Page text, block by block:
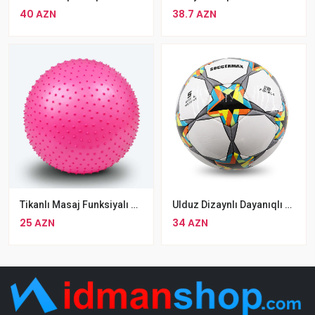
40 AZN 38.7 AZN
Tikanlı Masaj Funksiyalı Yoga Pilates Topu 85 Sm Rengli Aerobik Gimnastika Topu
25 AZN
Ulduz Dizaynlı Dayanıqlı Soccermax Futbol Topu Rəngli Təlim Topu
34 AZN